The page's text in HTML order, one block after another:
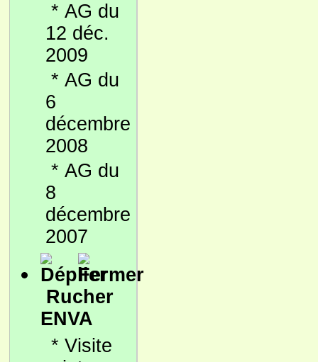
* AG du
12 déc.
2009
* AG du
6
décembre
2008
* AG du
8
décembre
2007
Rucher
ENVA
* Visite